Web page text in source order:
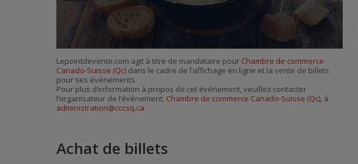
Lepointdevente.com agit à titre de mandataire pour Chambre de commerce
Canado-Suisse (Qc) dans le cadre de l’affichage en ligne et la vente de billets
pour ses événements.
Pour plus d’information à propos de cet événement, veuillez contacter
l’organisateur de l’événement, Chambre de commerce Canado-Suisse (Qc), à
administration@cccsq.ca.
Achat de billets